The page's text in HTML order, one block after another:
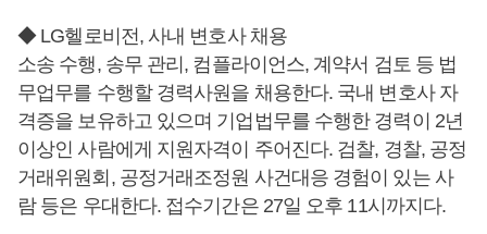
◆ LG헬로비전, 사내 변호사 채용
소송 수행, 송무 관리, 컴플라이언스, 계약서 검토 등 법
무업무를 수행할 경력사원을 채용한다. 국내 변호사 자
격증을 보유하고 있으며 기업법무를 수행한 경력이 2년
이상인 사람에게 지원자격이 주어진다. 검찰, 경찰, 공정
거래위원회, 공정거래조정원 사건대응 경험이 있는 사
람 등은 우대한다. 접수기간은 27일 오후 11시까지다.